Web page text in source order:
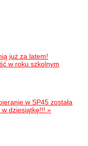
już za latem!
w roku szkolnym
w SP45 została
w dziesiątkę!!! »